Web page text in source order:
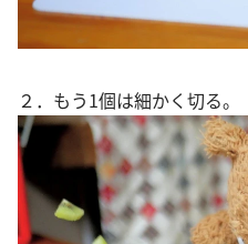
２．もう1個は細かく切る。